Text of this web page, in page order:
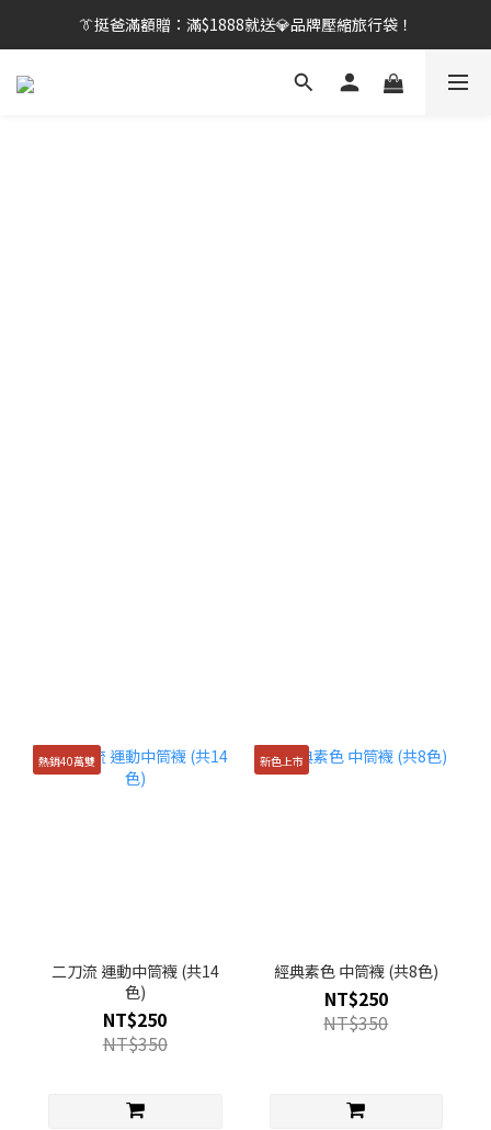
👔挺爸行動：全館襪款【最低$149起】✨立即下單！
👔挺爸滿額贈：滿$1888就送💎品牌壓縮旅行袋！
【刷卡/電子支付限定】下單送✨WARX品牌質感杯袋！
熱銷40萬雙
二刀流 運動中筒襪 (共14
色)
NT$250
NT$350
新色上市
經典素色 中筒襪 (共8色)
NT$250
NT$350